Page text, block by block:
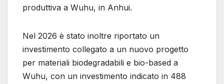
produttiva a Wuhu, in Anhui.
Nel 2026 è stato inoltre riportato un
investimento collegato a un nuovo progetto
per materiali biodegradabili e bio-based a
Wuhu, con un investimento indicato in 488